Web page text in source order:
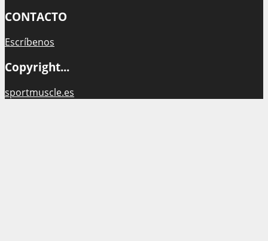
CONTACTO
Escríbenos
Copyright...
sportmuscle.es